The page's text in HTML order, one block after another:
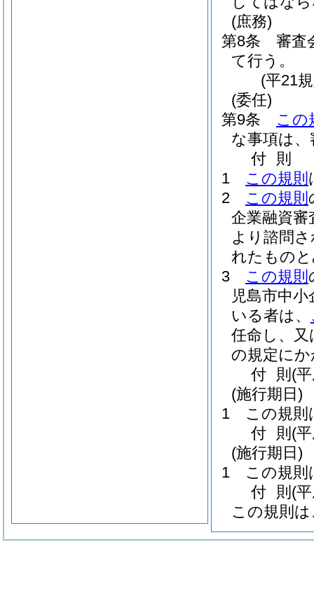
(庶務)
第8条
審査
て行う。
(平21
(委任)
第9条
この
な事項は
付 則
1
この規則
2
この規則
企業融資審
より諮問
れたもの
3
この規則
児島市中
いる者は、
任命し、
の規定に
付 則 (
(施行期日)
1
この規則
付 則 (
(施行期日)
1
この規則
付 則 (
この規則